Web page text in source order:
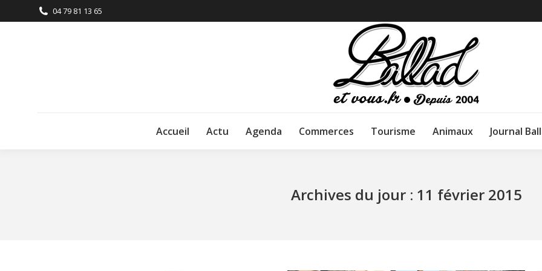
04 79 81 13 65
Accueil Actu Agenda Commerces Tourisme Animaux Journal
Archives du jour : 11 février 2015